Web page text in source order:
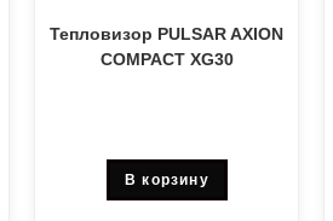
из 5
Тепловизор PULSAR AXION
COMPACT XG30
В корзину